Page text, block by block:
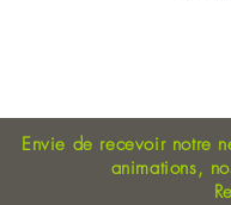
Envie de recevoir notre
animations,